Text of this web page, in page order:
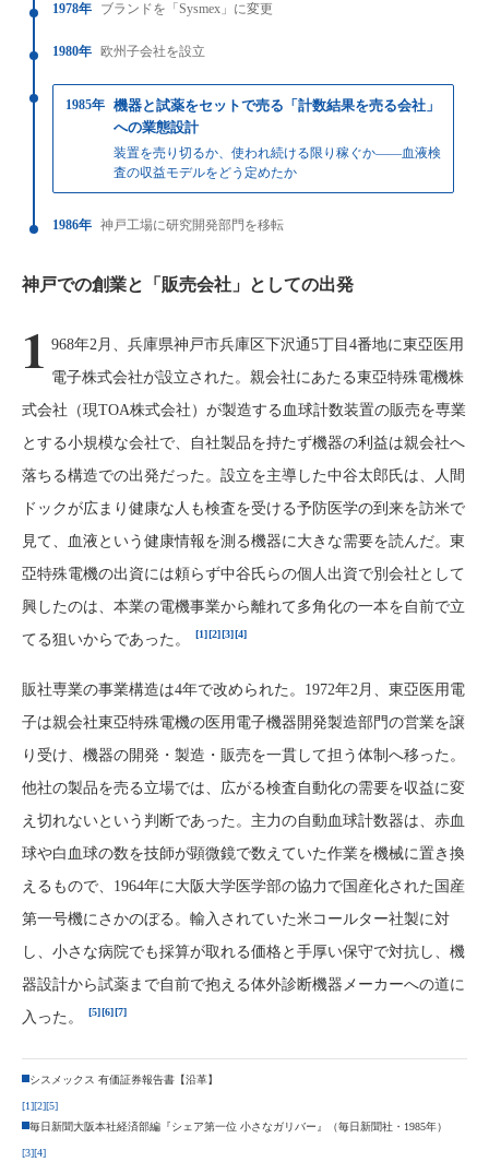
1978年 ブランドを「Sysmex」に変更
1980年 欧州子会社を設立
1985年 機器と試薬をセットで売る「計数結果を売る会社」
への業態設計
装置を売り切るか、使われ続ける限り稼ぐか——血液検
査の収益モデルをどう定めたか
1986年 神戸工場に研究開発部門を移転
神戸での創業と「販売会社」としての出発
1 968年2月、兵庫県神戸市兵庫区下沢通5丁目4番地に東亞医用
電子株式会社が設立された。親会社にあたる東亞特殊電機株
式会社（現TOA株式会社）が製造する血球計数装置の販売を専業
とする小規模な会社で、自社製品を持たず機器の利益は親会社へ
落ちる構造での出発だった。設立を主導した中谷太郎氏は、人間
ドックが広まり健康な人も検査を受ける予防医学の到来を訪米で
見て、血液という健康情報を測る機器に大きな需要を読んだ。東
亞特殊電機の出資には頼らず中谷氏らの個人出資で別会社として
興したのは、本業の電機事業から離れて多角化の一本を自前で立
てる狙いからであった。
[1][2][3][4]
販社専業の事業構造は4年で改められた。1972年2月、東亞医用電
子は親会社東亞特殊電機の医用電子機器開発製造部門の営業を譲
り受け、機器の開発・製造・販売を一貫して担う体制へ移った。
他社の製品を売る立場では、広がる検査自動化の需要を収益に変
え切れないという判断であった。主力の自動血球計数器は、赤血
球や白血球の数を技師が顕微鏡で数えていた作業を機械に置き換
えるもので、1964年に大阪大学医学部の協力で国産化された国産
第一号機にさかのぼる。輸入されていた米コールター社製に対
し、小さな病院でも採算が取れる価格と手厚い保守で対抗し、機
器設計から試薬まで自前で抱える体外診断機器メーカーへの道に
入った。
[5][6][7]
シスメックス 有価証券報告書【沿革】
[1][2][5]
毎日新聞大阪本社経済部編『シェア第一位 小さなガリバー』（毎日新聞社・1985年）
[3][4]